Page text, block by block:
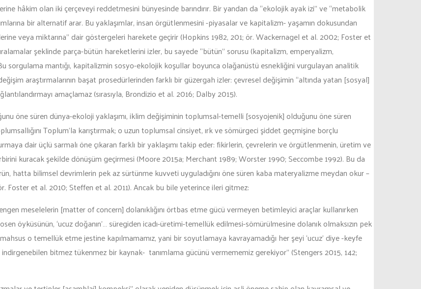
hâkim olan iki çerçeveyi reddetmesini bünyesinde barındırır. Bir yandan da “ekolojik ayak izi” ve “metabolik
bir alternatif arar. Bu yaklaşımlar, insan örgütlenmesini -piyasalar ve kapitalizm- yaşamın dokusundan
veya miktarına” dair göstergeleri harekete geçirir (Hopkins 1982, 201; ör. Wackernagel et al. 2002; Foster et
şeklinde parça-bütün hareketlerini izler, bu sayede “bütün” sorusu (kapitalizm, emperyalizm,
sorgulama mantığı, kapitalizmin sosyo-ekolojik koşullar boyunca olağanüstü esnekliğini vurgulayan analitik
araştırmalarının başat prosedürlerinden farklı bir güzergah izler: çevresel değişimin “altında yatan [sosyal]
amaçlamaz (sırasıyla, Brondizio et al. 2016; Dalby 2015).
öne süren dünya-ekoloji yaklaşımı, iklim değişiminin toplumsal-temelli [sosyojenik] olduğunu öne süren
Toplum’la karıştırmak; o uzun toplumsal cinsiyet, ırk ve sömürgeci şiddet geçmişine borçlu
dair üçlü sarmalı öne çıkaran farklı bir yaklaşımı takip eder: fikirlerin, çevrelerin ve örgütlenmenin, üretim ve
kuracak şekilde dönüşüm geçirmesi (Moore 2015a; Merchant 1989; Worster 1990; Seccombe 1992). Bu da
hatta bilimsel devrimlerin pek az sürtünme kuvveti uyguladığını öne süren kaba materyalizme meydan okur –
et al. 2010; Steffen et al. 2011). Ancak bu bile yeterince ileri gitmez:
meselelerin [matter of concern] dolanıklığını örtbas etme gücü vermeyen betimleyici araçlar kullanırken
öyküsünün, ‘ucuz doğanın’… süregiden icadı-üretimi-temellük edilmesi-sömürülmesine dolanık olmaksızın pek
o temellük etme jestine kapılmamamız, yani bir soyutlamaya kavrayamadığı her şeyi ‘ucuz’ diye -keyfe
indirgenebilen bitmez tükenmez bir kaynak- tanımlama gücünü vermememiz gerekiyor” (Stengers 2015, 142;